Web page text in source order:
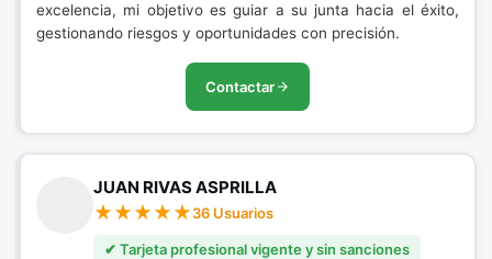
excelencia, mi objetivo es guiar a su junta hacia el éxito,
gestionando riesgos y oportunidades con precisión.
Contactar
JUAN RIVAS ASPRILLA
36 Usuarios
✔ Tarjeta profesional vigente y sin sanciones